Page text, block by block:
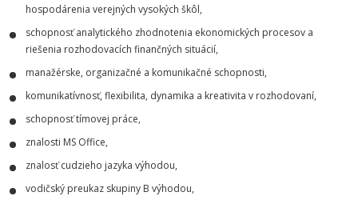
hospodárenia verejných vysokých škôl,
schopnosť analytického zhodnotenia ekonomických procesov a
riešenia rozhodovacích finančných situácií,
manažérske, organizačné a komunikačné schopnosti,
komunikatívnosť, flexibilita, dynamika a kreativita v rozhodovaní,
schopnosť tímovej práce,
znalosti MS Office,
znalosť cudzieho jazyka výhodou,
vodičský preukaz skupiny B výhodou,